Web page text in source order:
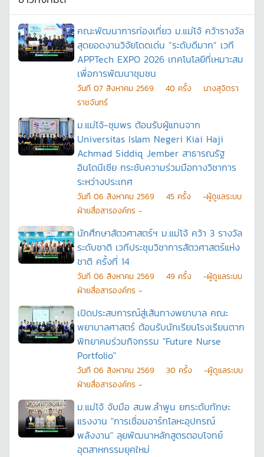
คณะพัฒนาการท่องเที่ยว ม.แม่โจ้ คว้ารางวัล
สุดยอดงานวิจัยโดดเด่น “ระดับดีมาก” เวที
APPTech EXPO 2026 เทคโนโลยีที่เหมาะสม
เพื่อการพัฒนาชุมชน
วันที 07 สิงหาคม 2569 40 ครั้ง
นางสุจิตรา
ราชจันทร์
ม.แม่โจ้-ชุมพร ต้อนรับผู้แทนจาก
Universitas Islam Negeri Kiai Haji
Achmad Siddiq Jember สาธารณรัฐ
อินโดนีเซีย กระชับความร่วมมือทางวิชาการ
ระหว่างประเทศ
วันที 06 สิงหาคม 2569 45 ครั้ง
-ผู้ดูแลระบบ
ฝ่ายสื่อสารองค์กร -
นักศึกษาสัตวศาสตร์ฯ ม.แม่โจ้ คว้า 3 รางวัล
ระดับชาติ เวทีประชุมวิชาการสัตวศาสตร์แห่ง
ชาติ ครั้งที่ 14
วันที 06 สิงหาคม 2569 49 ครั้ง
-ผู้ดูแลระบบ
ฝ่ายสื่อสารองค์กร -
เปิดประสบการณ์สู่เส้นทางพยาบาล คณะ
พยาบาลศาสตร์ ต้อนรับนักเรียนโรงเรียนตาก
พิทยาคมร่วมกิจกรรม "Future Nurse
Portfolio"
วันที 06 สิงหาคม 2569 30 ครั้ง
-ผู้ดูแลระบบ
ฝ่ายสื่อสารองค์กร -
ม.แม่โจ้ จับมือ สนพ.ลำพูน ยกระดับทักษะ
แรงงาน "การเชื่อมอาร์กโลหะอุปกรณ์
พลังงาน" ลุยพัฒนาหลักสูตรตอบโจทย์
อุตสาหกรรมยุคใหม่